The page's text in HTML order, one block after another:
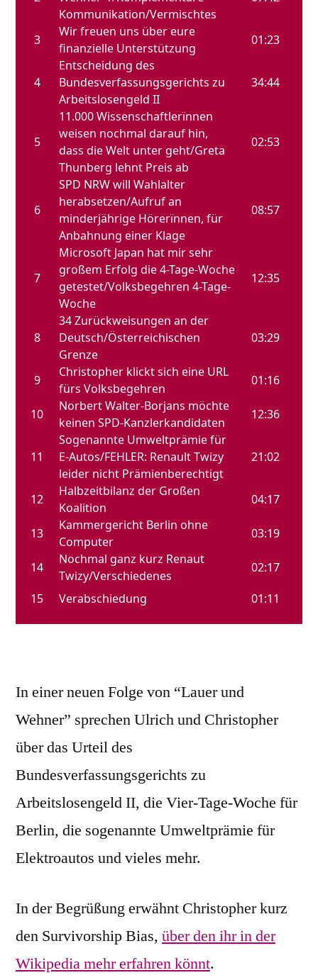
In einer neuen Folge von “Lauer und
Wehner” sprechen Ulrich und Christopher
über das Urteil des
Bundesverfassungsgerichts zu
Arbeitslosengeld II, die Vier-Tage-Woche für
Berlin, die sogenannte Umweltprämie für
Elektroautos und vieles mehr.
In der Begrüßung erwähnt Christopher kurz
den Survivorship Bias, über den ihr in der
Wikipedia mehr erfahren könnt.